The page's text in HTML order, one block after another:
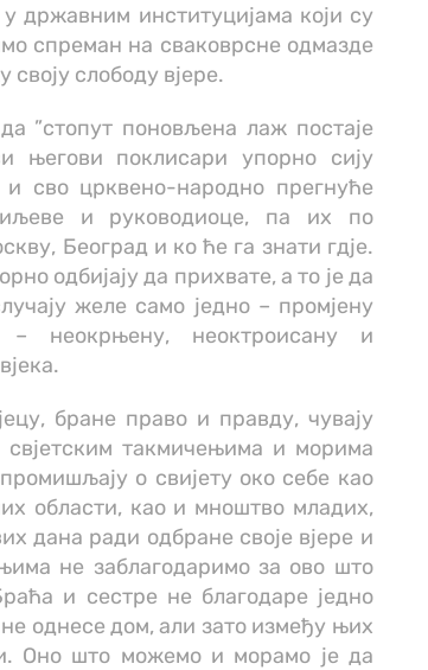
државним институцијама који су
спреман на сваковрсне одмазде
слободу вјере.
”стопут поновљена лаж постаје
његови поклисари упорно сију
сво црквено-народно прегнуће
и руководиоце, па их по
Београд и ко ће га знати гдје.
одбијају да прихвате, а то је да
желе само једно – промјену
– неокрњену, неоктроисану и
бране право и правду, чувају
такмичењима и морима
о свијету око себе као
области, као и мноштво младих,
дана ради одбране своје вјере и
не заблагодаримо за ово што
и сестре не благодаре једно
однесе дом, али зато између њих
Оно што можемо и морамо је да